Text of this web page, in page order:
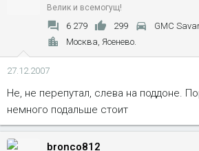
Велик и всемогущ!
6 279 299
GMC
Москва, Ясенево.
27.12.2007
Не, не перепутал, слева на поддоне.
немного подальше стоит
bronco812